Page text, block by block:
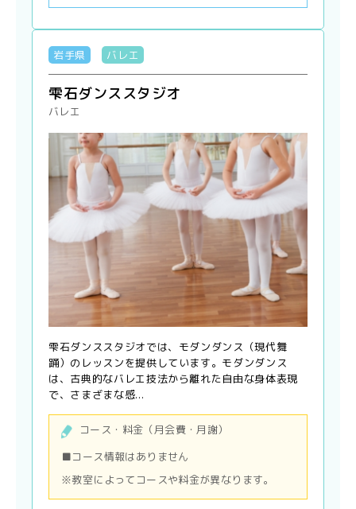
岩手県 バレエ
雫石ダンススタジオ
バレエ
雫石ダンススタジオでは、モダンダンス（現代舞
踊）のレッスンを提供しています。モダンダンス
は、古典的なバレエ技法から離れた自由な身体表現
で、さまざまな感...
コース・料金（月会費・月謝）
■コース情報はありません
※教室によってコースや料金が異なります。